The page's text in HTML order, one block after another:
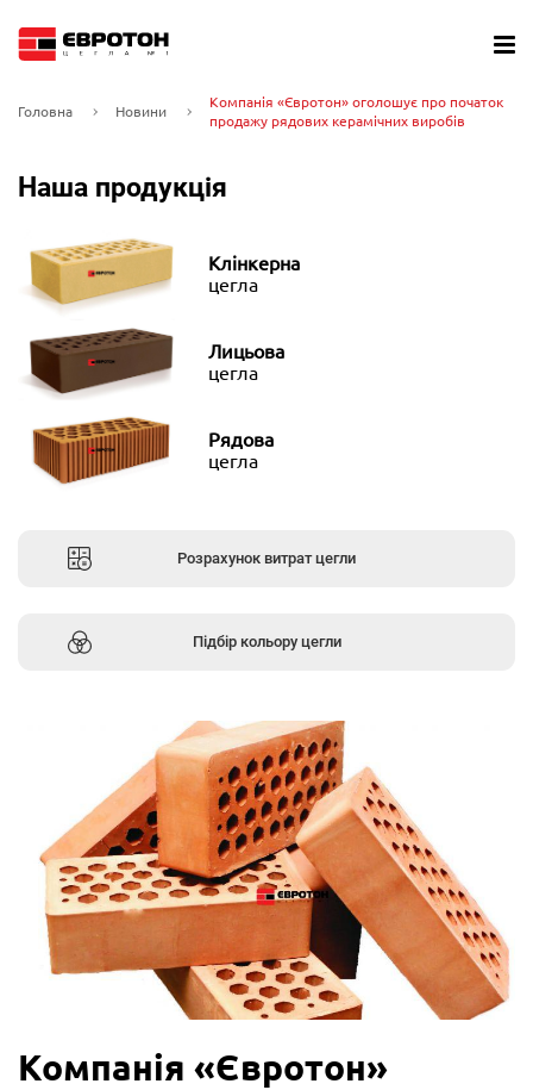
Головна Новини
Компанія «Євротон» оголошує про початок
продажу рядових керамічних виробів
Компанія «Євротон»
Наша продукція
Клінкерна
цегла
Лицьова
цегла
Рядова
цегла
Розрахунок витрат цегли
Підбір кольору цегли